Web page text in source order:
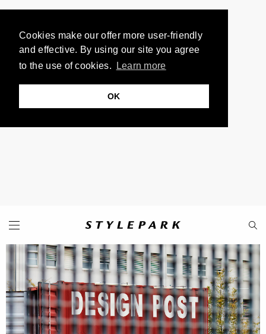
Cookies make our offer more user-friendly
and effective. By using our site you agree
to the use of cookies.
Learn more
OK